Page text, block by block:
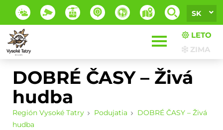
SK
LETO
ZIMA
DOBRÉ ČASY – Živá
hudba
Región Vysoké Tatry Podujatia
DOBRÉ ČASY – Živá
hudba